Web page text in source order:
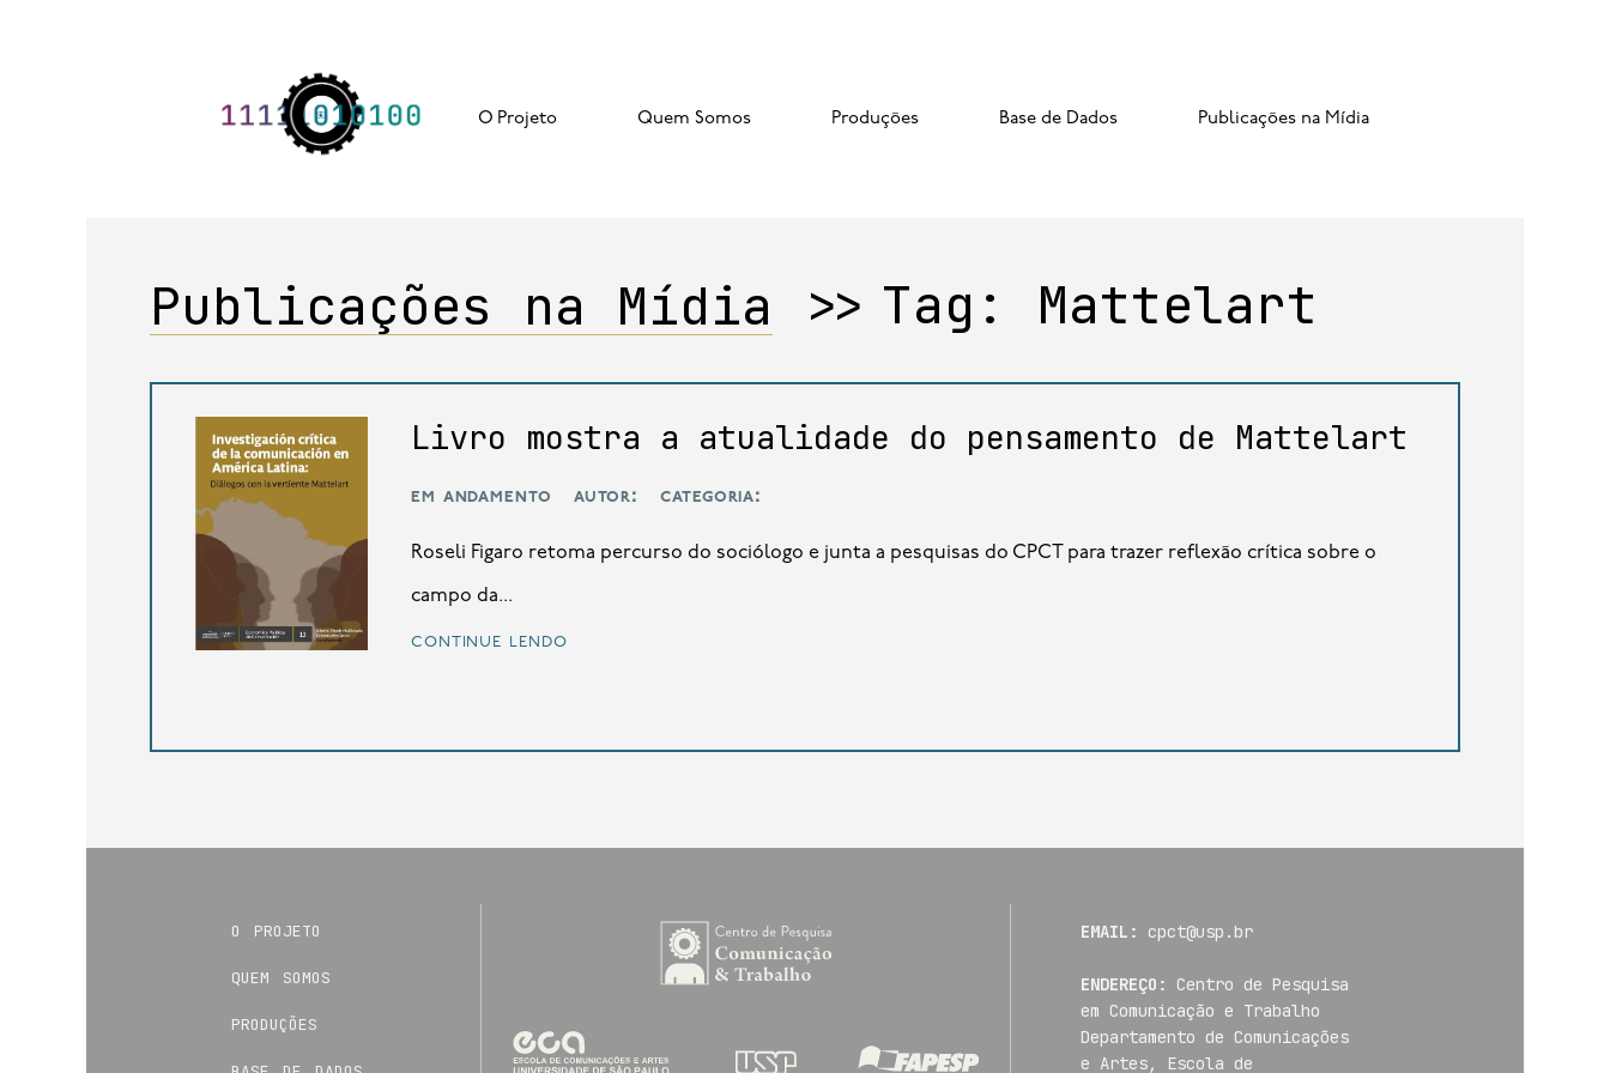
O Projeto Quem Somos Produções Base de Dados Publicações na Mídia
Publicações na Mídia >> Tag: Mattelart
Livro mostra a atualidade do pensamento de Mattelart
em andamento autor: categoria:
Roseli Figaro retoma percurso do sociólogo e junta a pesquisas do CPCT para trazer reflexão crítica sobre o
campo da...
continue lendo
o projeto
quem somos
produções
EMAIL: cpct@usp.br
ENDEREÇO:
Centro de Pesquisa
em Comunicação e Trabalho
Departamento de Comunicações
e Artes, Escola de